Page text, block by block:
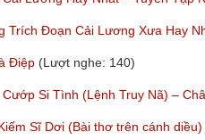
Trích Đoạn Cải Lương Xưa Hay
Điệp (Lượt nghe: 140)
Si Tình (Lệnh Truy Nã) –
Sĩ Dơi (Bài thơ trên cánh